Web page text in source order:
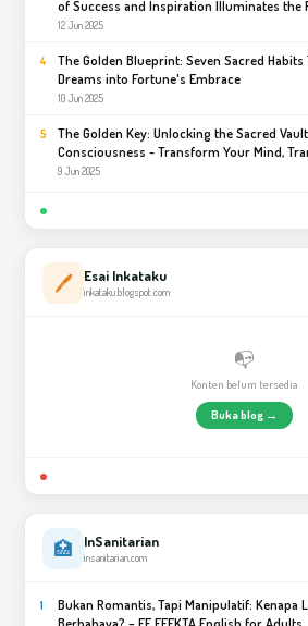
of Success and Inspiration Illuminates the
12 Jun 2025
4
The Golden Blueprint: Seven Sacred
Dreams into Fortune's Embrace
10 Jun 2025
5
The Golden Key: Unlocking the Sacred
Consciousness - Transform Your Mind,
9 Jun 2025
🖊️ Esai Inkataku
inkataku.blogspot.com
📭
Konten belum tersedia
Buka blog →
🏥 InSanitarian
insanitarian.com
1
Bukan Romantis, Tapi Manipulatif: Kenapa